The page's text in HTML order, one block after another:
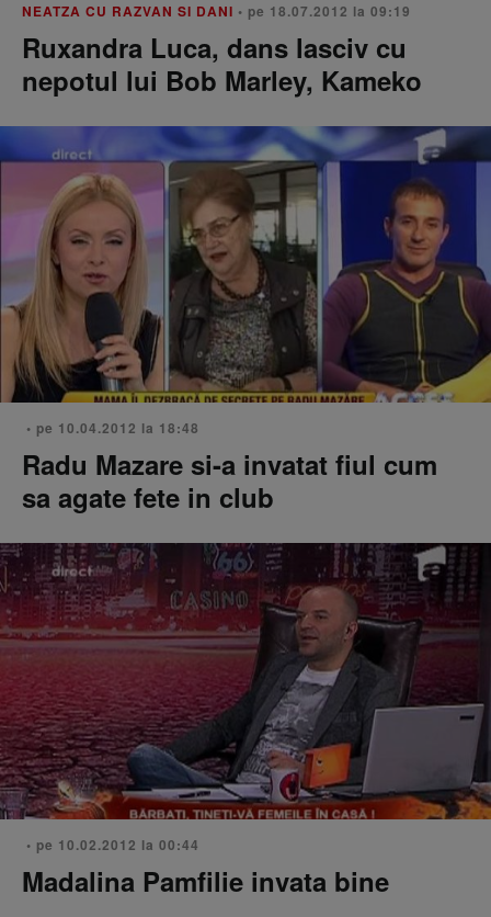
NEATZA CU RAZVAN SI DANI • pe 18.07.2012 la 09:19
Ruxandra Luca, dans lasciv cu
nepotul lui Bob Marley, Kameko
• pe 10.04.2012 la 18:48
Radu Mazare si-a invatat fiul cum
sa agate fete in club
• pe 10.02.2012 la 00:44
Madalina Pamfilie invata bine